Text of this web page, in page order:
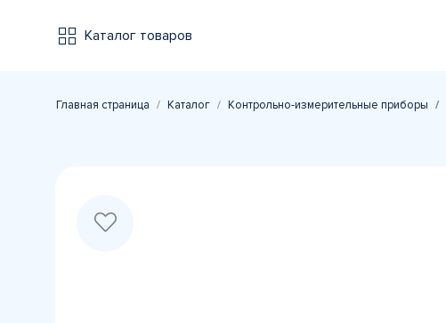
Каталог товаров
Главная страница Каталог Контрольно-измерительные приборы